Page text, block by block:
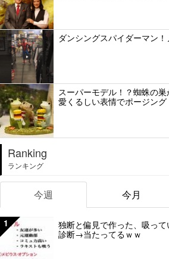
ダンシングスパイダーマン
スーパーモデル！？蜘蛛の
愛くるしい表情でポージング
Ranking
ランキング
今週 今月
1
独断と偏見で作った、吸っ
診断→当たってるｗｗ